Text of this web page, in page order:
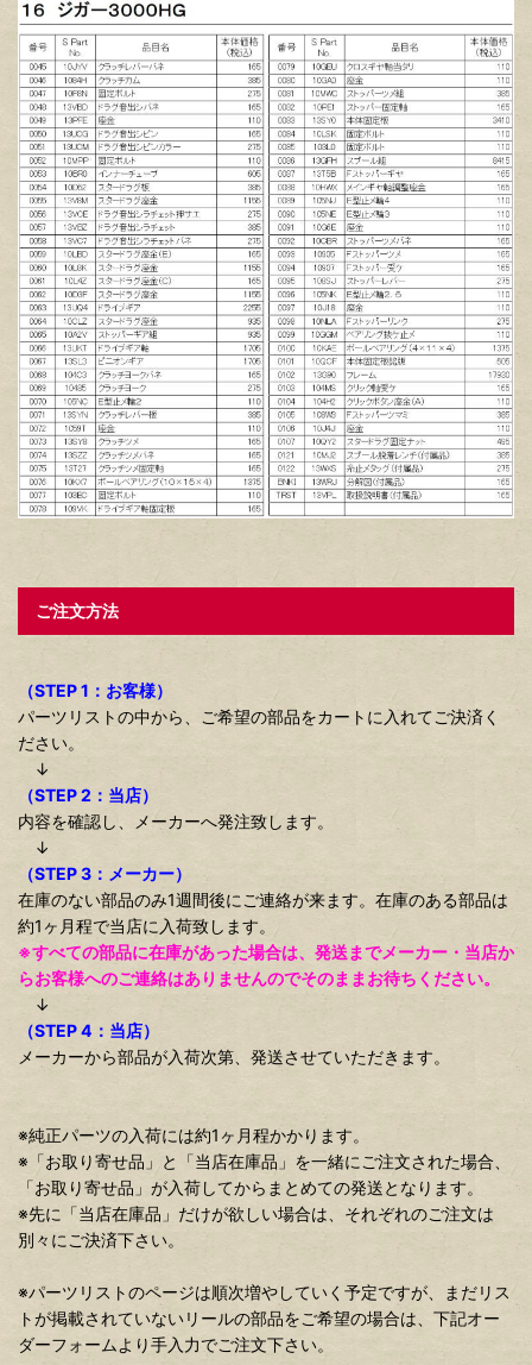
ご注文方法
（STEP 1：お客様）
パーツリストの中から、ご希望の部品をカートに入れてご決済く
ださい。
↓
（STEP 2：当店）
内容を確認し、メーカーへ発注致します。
↓
（STEP 3：メーカー）
在庫のない部品のみ1週間後にご連絡が来ます。在庫のある部品は
約1ヶ月程で当店に入荷致します。
※すべての部品に在庫があった場合は、発送までメーカー・当店か
らお客様へのご連絡はありませんのでそのままお待ちください。
↓
（STEP 4：当店）
メーカーから部品が入荷次第、発送させていただきます。
※純正パーツの入荷には約1ヶ月程かかります。
※「お取り寄せ品」と「当店在庫品」を一緒にご注文された場合、
「お取り寄せ品」が入荷してからまとめての発送となります。
※先に「当店在庫品」だけが欲しい場合は、それぞれのご注文は
別々にご決済下さい。
※パーツリストのページは順次増やしていく予定ですが、まだリス
トが掲載されていないリールの部品をご希望の場合は、下記オー
ダーフォームより手入力でご注文下さい。